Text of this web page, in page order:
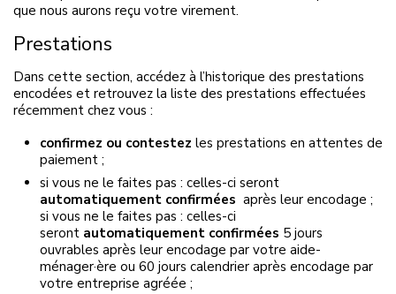
que nous aurons reçu votre virement.
Prestations
Dans cette section, accédez à l’historique des prestations
encodées et retrouvez la liste des prestations effectuées
récemment chez vous :
confirmez ou contestez les prestations en attentes de
paiement ;
si vous ne le faites pas : celles-ci seront
automatiquement confirmées après leur encodage ;
si vous ne le faites pas : celles-ci
seront automatiquement confirmées 5 jours
ouvrables après leur encodage par votre aide-
ménager·ère ou 60 jours calendrier après encodage par
votre entreprise agréée ;